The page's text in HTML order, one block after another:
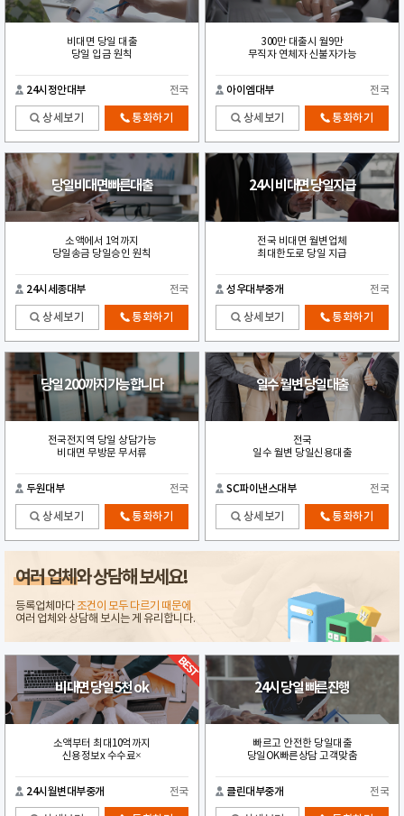
비대면 당일 대출
당일 입금 원칙
24시정안대부 전국
상세보기 통화하기
300만 대출시 월9만
무직자 연체자 신불자가능
아이엠대부 전국
상세보기 통화하기
당일비대면빠른대출
소액에서 1억까지
당일송금 당일승인 원칙
24시세종대부 전국
상세보기 통화하기
24시 비대면 당일지급
전국 비대면 월변업체
최대한도로 당일 지급
성우대부중개 전국
상세보기 통화하기
당일 200까지가능합니다
전국전지역 당일 상담가능
비대면 무방문 무서류
두원대부 전국
상세보기 통화하기
일수 월변 당일대출
전국
일수 월변 당일신용대출
SC파이낸스대부 전국
상세보기 통화하기
여러 업체와 상담해 보세요!
등록업체마다조건이 모두 다르기 때문에
여러 업체와 상담해 보시는 게 유리합니다.
비대면 당일 5천 ok
소액부터 최대10억까지
신용정보x 수수료×
24시월변대부중개 전국
24시 당일 빠른진행
빠르고 안전한 당일대출
당일OK빠른상담 고객맞춤
클린대부중개 전국